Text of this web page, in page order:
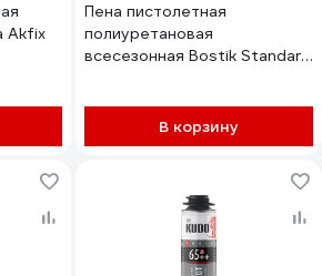
Akfix
Пена пистолетная
полиуретановая
всесезонная Bostik Standard
В корзину